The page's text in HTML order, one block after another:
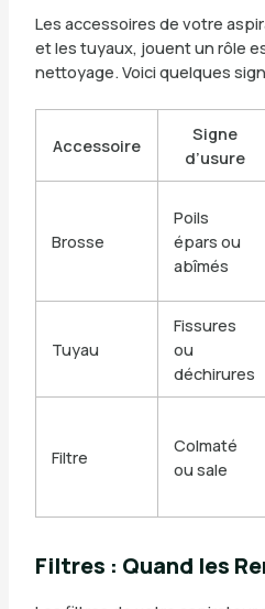
Les accessoires de votre
et les tuyaux, jouent un rôle
nettoyage. Voici quelques
Accessoire
Signe
d’usure
Brosse
Poils
épars ou
abîmés
Tuyau
Fissures
ou
déchirures
Filtre
Colmaté
ou sale
Filtres : Quand les